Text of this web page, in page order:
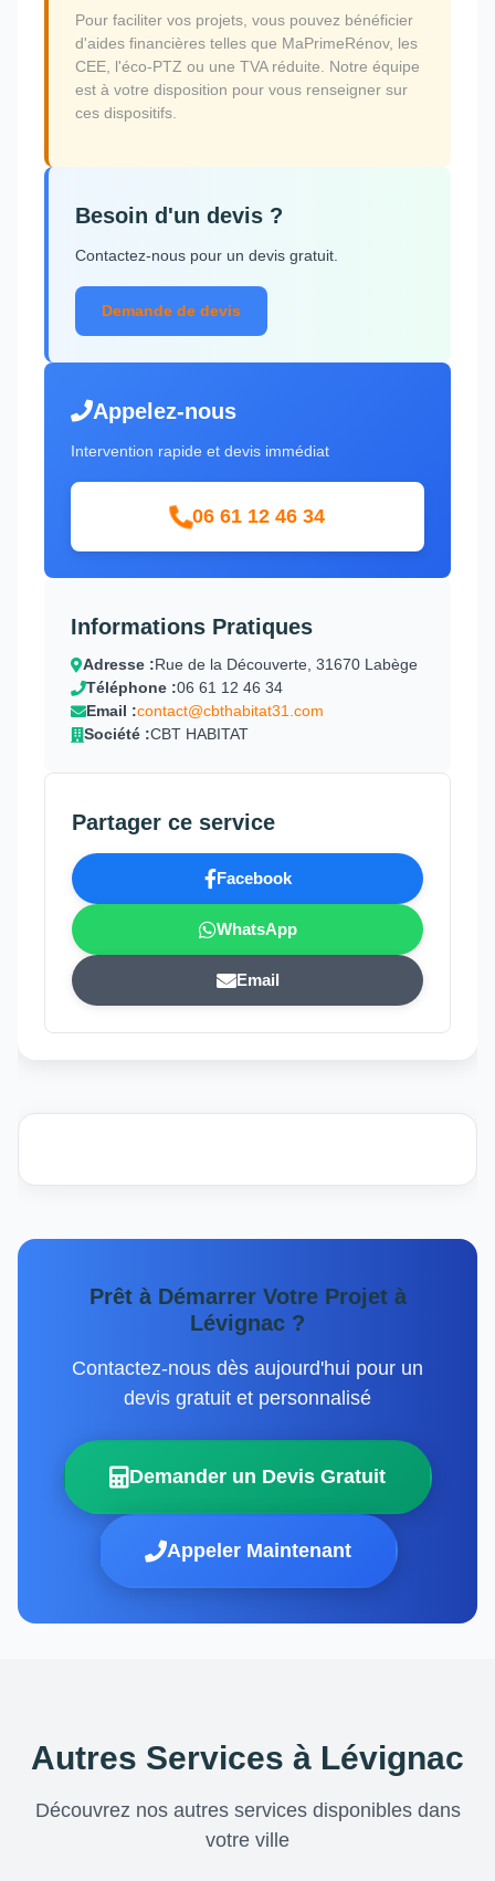
Pour faciliter vos projets, vous pouvez bénéficier
d'aides financières telles que MaPrimeRénov, les
CEE, l'éco-PTZ ou une TVA réduite. Notre équipe
est à votre disposition pour vous renseigner sur
ces dispositifs.
Besoin d'un devis ?
Contactez-nous pour un devis gratuit.
Demande de devis
Appelez-nous
Intervention rapide et devis immédiat
06 61 12 46 34
Informations Pratiques
Adresse :Rue de la Découverte, 31670 Labège
Téléphone :06 61 12 46 34
Email :contact@cbthabitat31.com
Société :CBT HABITAT
Partager ce service
Facebook
WhatsApp
Email
Prêt à Démarrer Votre Projet à
Lévignac ?
Contactez-nous dès aujourd'hui pour un
devis gratuit et personnalisé
Demander un Devis Gratuit
Appeler Maintenant
Autres Services à Lévignac
Découvrez nos autres services disponibles dans
votre ville